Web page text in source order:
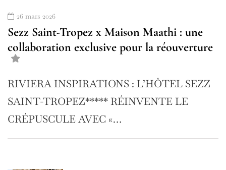
26 mars 2026
Sezz Saint-Tropez x Maison Maathi : une
collaboration exclusive pour la réouverture
RIVIERA INSPIRATIONS : L’HÔTEL SEZZ
SAINT-TROPEZ***** RÉINVENTE LE
CRÉPUSCULE AVEC «…